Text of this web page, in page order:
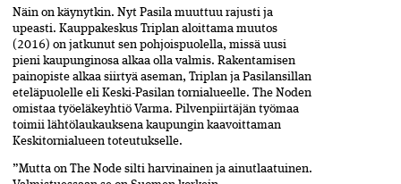
Näin on käynytkin. Nyt Pasila muuttuu rajusti ja
upeasti. Kauppakeskus Triplan aloittama muutos
(2016) on jatkunut sen pohjoispuolella, missä uusi
pieni kaupunginosa alkaa olla valmis. Rakentamisen
painopiste alkaa siirtyä aseman, Triplan ja Pasilansillan
eteläpuolelle eli Keski-Pasilan tornialueelle. The Noden
omistaa työeläkeyhtiö Varma. Pilvenpiirtäjän työmaa
toimii lähtölaukauksena kaupungin kaavoittaman
Keskitornialueen toteutukselle.
”Mutta on The Node silti harvinainen ja ainutlaatuinen.